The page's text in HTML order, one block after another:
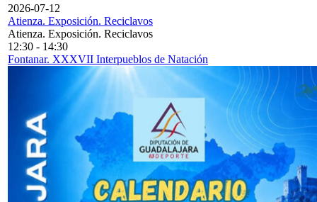
2026-07-12
Atienza. Exposición. Reciclavos
Atienza. Exposición. Reciclavos
12:30 - 14:30
Fontanar. XXXVII Interpueblos de Natación